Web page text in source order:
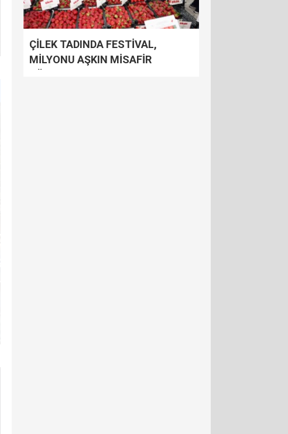
ÇİLEK TADINDA FESTİVAL,
MİLYONU AŞKIN MİSAFİR